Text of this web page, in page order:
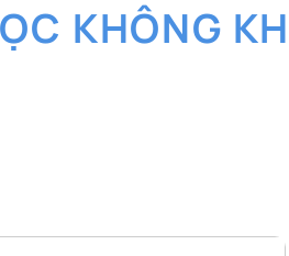
KHÔNG